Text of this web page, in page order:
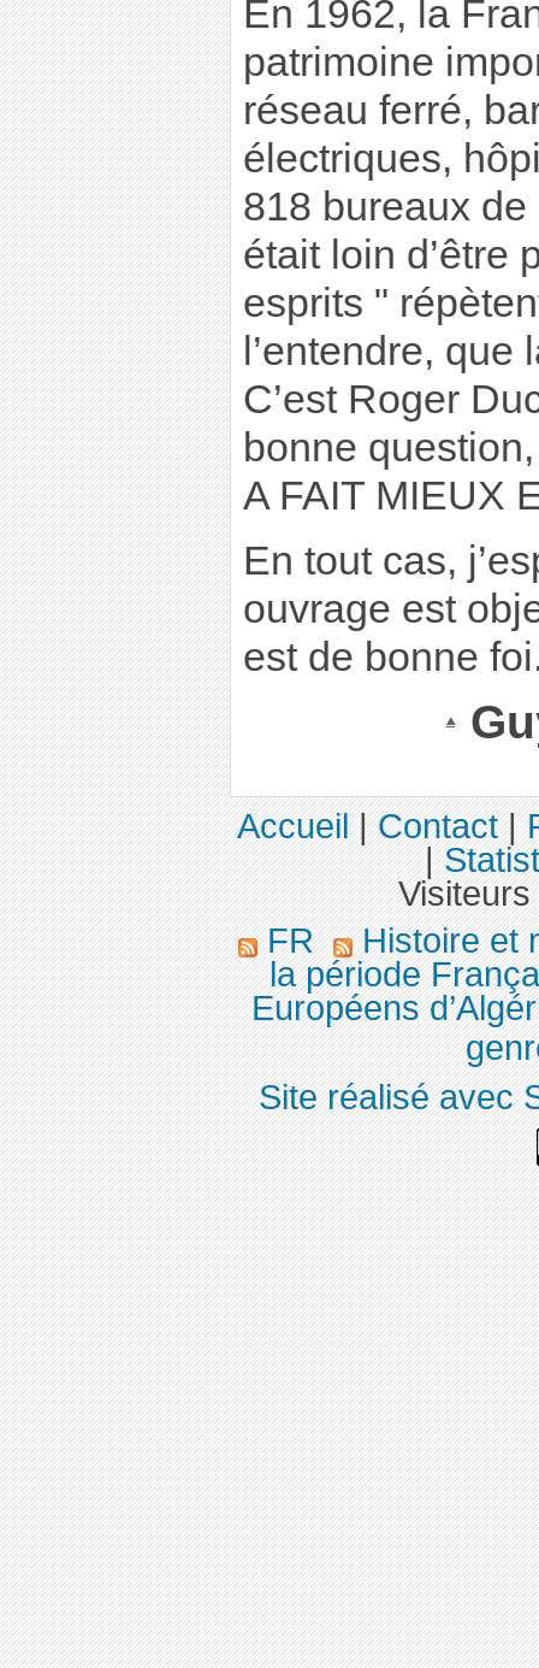
En 1962, la
patrimoine
réseau ferré,
électriques,
818 bureaux
était loin d’être
esprits "
l’entendre, que
C’est Roger
bonne
A FAIT MIEUX
En tout cas,
ouvrage est
est de bonne
Accueil|Contact|
|
FR
Histoire et
la période
Européens
Site réalisé avec